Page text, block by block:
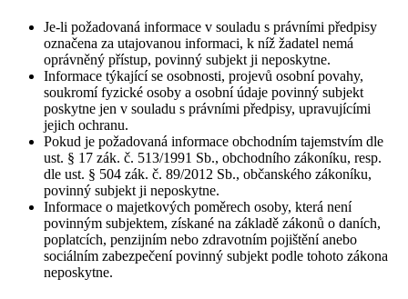
Je-li požadovaná informace v souladu s právními předpisy
označena za utajovanou informaci, k níž žadatel nemá
oprávněný přístup, povinný subjekt ji neposkytne.
Informace týkající se osobnosti, projevů osobní povahy,
soukromí fyzické osoby a osobní údaje povinný subjekt
poskytne jen v souladu s právními předpisy, upravujícími
jejich ochranu.
Pokud je požadovaná informace obchodním tajemstvím dle
ust. § 17 zák. č. 513/1991 Sb., obchodního zákoníku, resp.
dle ust. § 504 zák. č. 89/2012 Sb., občanského zákoníku,
povinný subjekt ji neposkytne.
Informace o majetkových poměrech osoby, která není
povinným subjektem, získané na základě zákonů o daních,
poplatcích, penzijním nebo zdravotním pojištění anebo
sociálním zabezpečení povinný subjekt podle tohoto zákona
neposkytne.